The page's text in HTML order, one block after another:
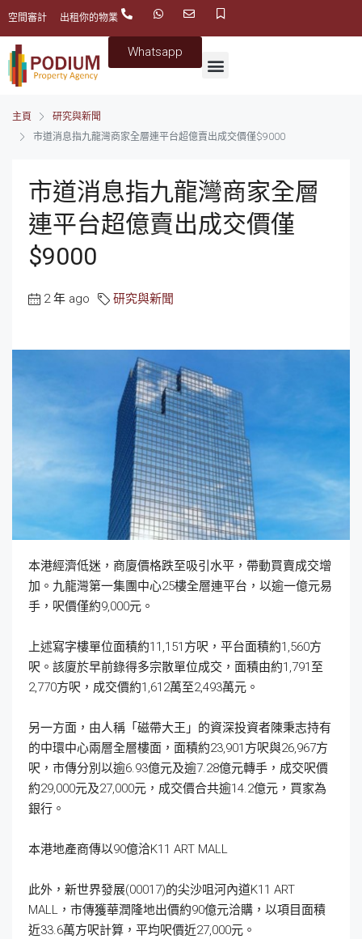
空間審計 出租你的物業
Whatsapp
主頁
研究與新聞
市道消息指九龍灣商家全層連平台超億賣出成交價僅$9000
市道消息指九龍灣商家全層
連平台超億賣出成交價僅
$9000
2 年 ago 研究與新聞
本港經濟低迷，商廈價格跌至吸引水平，帶動買賣成交增
加。九龍灣第一集團中心25樓全層連平台，以逾一億元易
手，呎價僅約9,000元。
上述寫字樓單位面積約11,151方呎，平台面積約1,560方
呎。該廈於早前錄得多宗散單位成交，面積由約1,791至
2,770方呎，成交價約1,612萬至2,493萬元。
另一方面，由人稱「磁帶大王」的資深投資者陳秉志持有
的中環中心兩層全層樓面，面積約23,901方呎與26,967方
呎，市傳分別以逾6.93億元及逾7.28億元轉手，成交呎價
約29,000元及27,000元，成交價合共逾14.2億元，買家為
銀行。
本港地產商傳以90億洽K11 ART MALL
此外，新世界發展(00017)的尖沙咀河內道K11 ART
MALL，市傳獲華潤隆地出價約90億元洽購，以項目面積
近33.6萬方呎計算，平均呎價近27,000元。